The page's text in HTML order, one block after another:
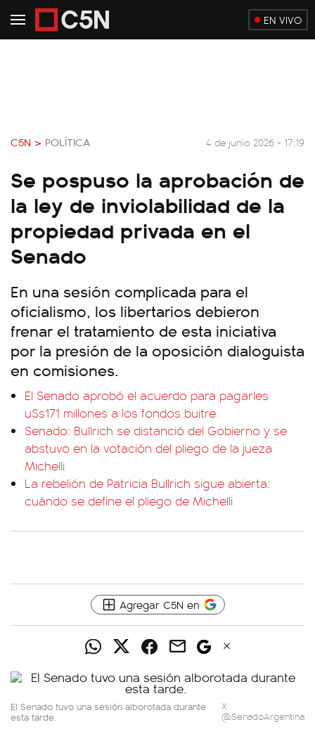
EN VIVO
C5N > POLÍTICA 4 de junio 2026 - 17:19
Se pospuso la aprobación de
la ley de inviolabilidad de la
propiedad privada en el
Senado
En una sesión complicada para el
oficialismo, los libertarios debieron
frenar el tratamiento de esta iniciativa
por la presión de la oposición dialoguista
en comisiones.
El Senado aprobó el acuerdo para pagarles
u$s171 millones a los fondos buitre
Senado: Bullrich se distanció del Gobierno y se
abstuvo en la votación del pliego de la jueza
Michelli
La rebelión de Patricia Bullrich sigue abierta:
cuándo se define el pliego de Michelli
Agregar C5N en
El Senado tuvo una sesión alborotada durante
esta tarde.
X
@SenadoArgentina